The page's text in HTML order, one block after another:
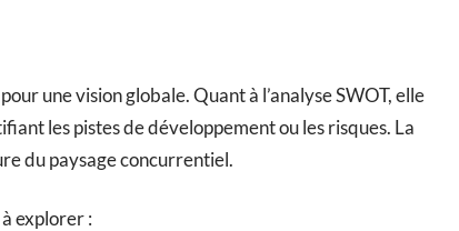
une vision globale. Quant à l’analyse SWOT, elle
les pistes de développement ou les risques. La
du paysage concurrentiel.
explorer :